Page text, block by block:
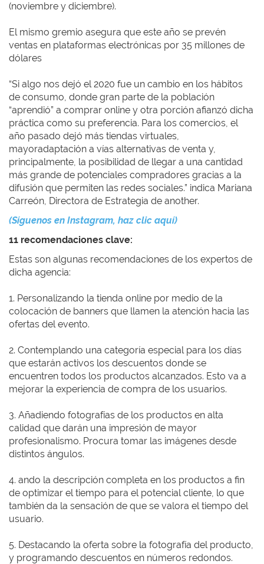
(noviembre y diciembre).
El mismo gremio asegura que este año se prevén
ventas en plataformas electrónicas por 35 millones de
dólares
“Si algo nos dejó el 2020 fue un cambio en los hábitos
de consumo, donde gran parte de la población
“aprendió” a comprar online y otra porción afianzó dicha
práctica como su preferencia. Para los comercios, el
año pasado dejó más tiendas virtuales,
mayoradaptación a vías alternativas de venta y,
principalmente, la posibilidad de llegar a una cantidad
más grande de potenciales compradores gracias a la
difusión que permiten las redes sociales.” indica Mariana
Carreón, Directora de Estrategia de another.
(Síguenos en Instagram, haz clic aquí)
11 recomendaciones clave:
Estas son algunas recomendaciones de los expertos de
dicha agencia:
1. Personalizando la tienda online por medio de la
colocación de banners que llamen la atención hacia las
ofertas del evento.
2. Contemplando una categoría especial para los días
que estarán activos los descuentos donde se
encuentren todos los productos alcanzados. Esto va a
mejorar la experiencia de compra de los usuarios.
3. Añadiendo fotografías de los productos en alta
calidad que darán una impresión de mayor
profesionalismo. Procura tomar las imágenes desde
distintos ángulos.
4. ando la descripción completa en los productos a fin
de optimizar el tiempo para el potencial cliente, lo que
también da la sensación de que se valora el tiempo del
usuario.
5. Destacando la oferta sobre la fotografía del producto,
y programando descuentos en números redondos.